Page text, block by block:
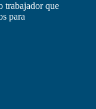
trabajador que
para